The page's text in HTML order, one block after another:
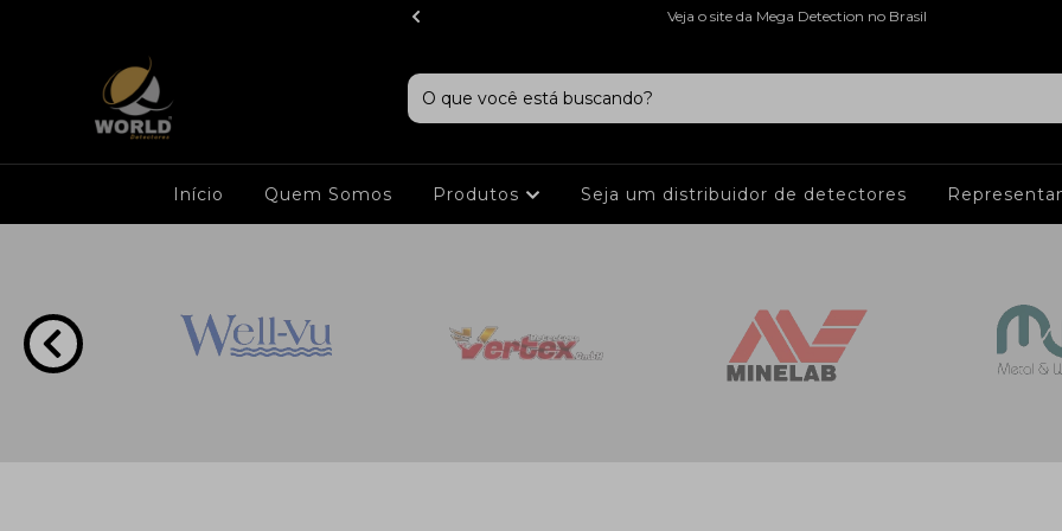
Veja o site da Mega Detection no Brasil
Início Quem Somos Produtos Seja um distribuidor de detectores